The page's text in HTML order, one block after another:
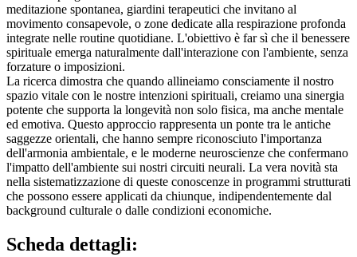
meditazione spontanea, giardini terapeutici che invitano al
movimento consapevole, o zone dedicate alla respirazione profonda
integrate nelle routine quotidiane. L'obiettivo è far sì che il benessere
spirituale emerga naturalmente dall'interazione con l'ambiente, senza
forzature o imposizioni.
La ricerca dimostra che quando allineiamo consciamente il nostro
spazio vitale con le nostre intenzioni spirituali, creiamo una sinergia
potente che supporta la longevità non solo fisica, ma anche mentale
ed emotiva. Questo approccio rappresenta un ponte tra le antiche
saggezze orientali, che hanno sempre riconosciuto l'importanza
dell'armonia ambientale, e le moderne neuroscienze che confermano
l'impatto dell'ambiente sui nostri circuiti neurali. La vera novità sta
nella sistematizzazione di queste conoscenze in programmi strutturati
che possono essere applicati da chiunque, indipendentemente dal
background culturale o dalle condizioni economiche.
Scheda dettagli: